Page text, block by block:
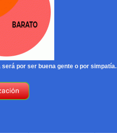
por ser buena gente o por simpatía.